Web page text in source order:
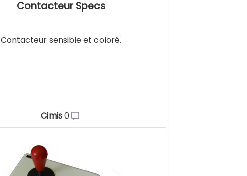
Contacteur Specs
Contacteur sensible et coloré.
Cimis0